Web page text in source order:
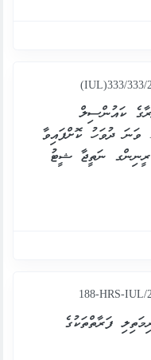
(IUL)333/333/
ކައުންސިލް
އެގްޒެކެޓިވްގެ މަޤާމަށް 2026 ޖޫން 18 ވަނަ ދުވަހު ކޮށްފައިވާ
ނަތީޖާ ޝީޓު
188-HRS-IUL/
ފަރާތްތަކުގެ